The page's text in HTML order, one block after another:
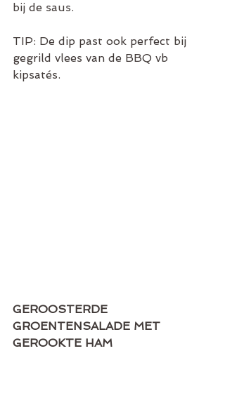
bij de saus.
TIP: De dip past ook perfect bij
gegrild vlees van de BBQ vb
kipsatés.
GEROOSTERDE
GROENTENSALADE MET
GEROOKTE HAM